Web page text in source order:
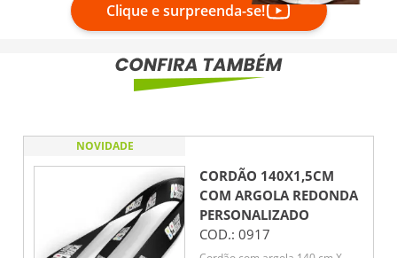
Clique e surpreenda-se!
NOVIDADE
CORDÃO 140X1,5CM
COM ARGOLA REDONDA
PERSONALIZADO
COD.: 0917